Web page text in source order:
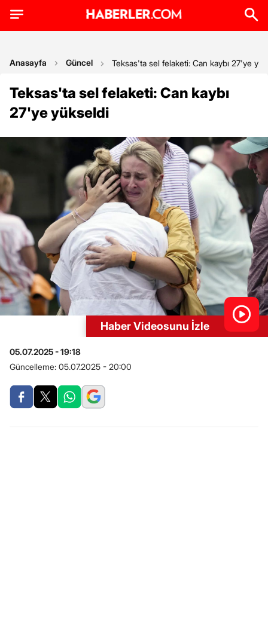
Anasayfa Güncel Teksas'ta sel felaketi: Can kaybı 27'ye
Teksas'ta sel felaketi: Can kaybı
27'ye yükseldi
Haber Videosunu İzle
05.07.2025 - 19:18
Güncelleme: 05.07.2025 - 20:00